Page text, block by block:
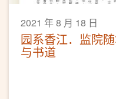
2021 年 8 月 18 日
园系香江．监院
与书道